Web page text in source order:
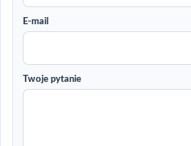
E-mail
Twoje pytanie